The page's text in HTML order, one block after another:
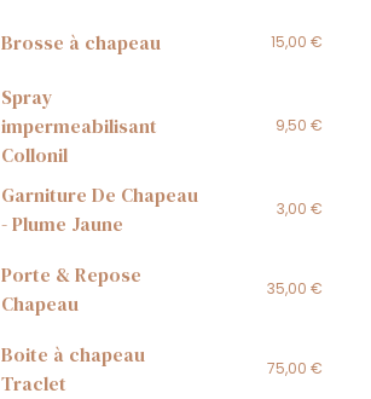
Brosse à chapeau 15,00 €
Spray
impermeabilisant
Collonil
9,50 €
Garniture De Chapeau
- Plume Jaune
3,00 €
Porte & Repose
Chapeau
35,00 €
Boite à chapeau
Traclet
75,00 €